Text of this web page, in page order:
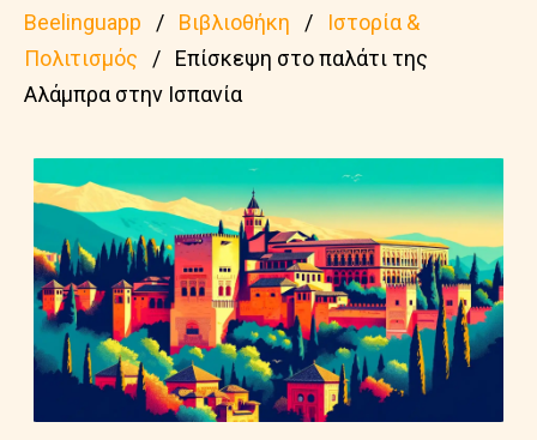
Beelinguapp Βιβλιοθήκη
Ιστορία &
Πολιτισμός
Επίσκεψη στο παλάτι της
Αλάμπρα στην Ισπανία